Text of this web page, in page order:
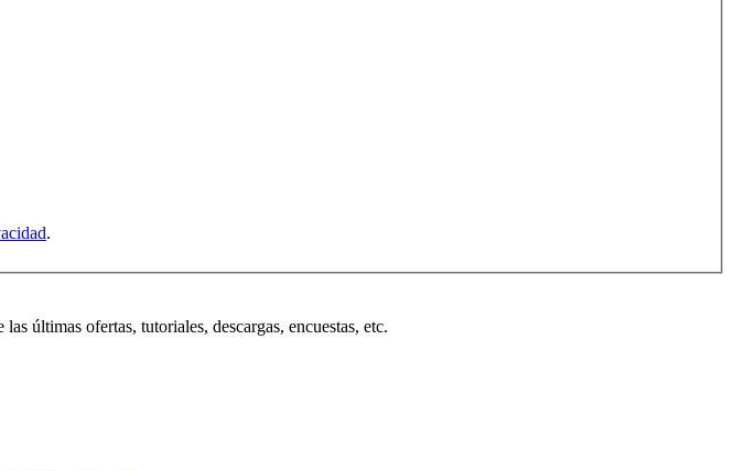
.
últimas ofertas, tutoriales, descargas, encuestas, etc.